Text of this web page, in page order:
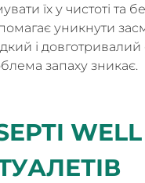
їх у чистоті та
уникнути
і
запаху зникає.